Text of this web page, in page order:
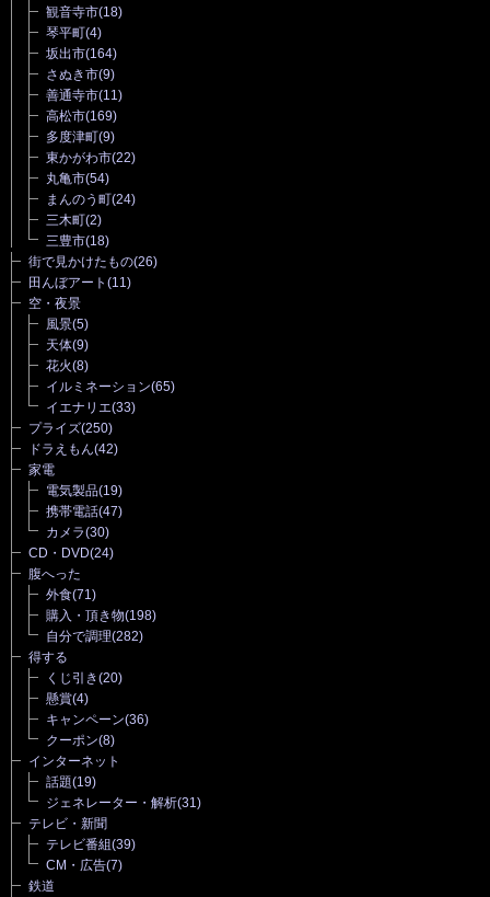
観音寺市(18)
琴平町(4)
坂出市(164)
さぬき市(9)
善通寺市(11)
高松市(169)
多度津町(9)
東かがわ市(22)
丸亀市(54)
まんのう町(24)
三木町(2)
三豊市(18)
街で見かけたもの(26)
田んぼアート (11)
空・夜景
風景(5)
天体(9)
花火(8)
イルミネーション(65)
イエナリエ(33)
プライズ(250)
ドラえもん(42)
家電
電気製品(19)
携帯電話(47)
カメラ(30)
CD・DVD(24)
腹へった
外食(71)
購入・頂き物(198)
自分で調理(282)
得する
くじ引き(20)
懸賞(4)
キャンペーン(36)
クーポン(8)
インターネット
話題(19)
ジェネレーター・解析(31)
テレビ・新聞
テレビ番組(39)
CM・広告(7)
鉄道